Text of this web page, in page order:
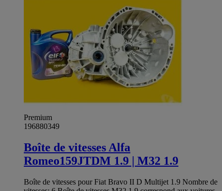
Premium
196880349
Boîte de vitesses Alfa
Romeo159JTDM 1.9 | M32 1.9
Boîte de vitesses pour Fiat Bravo II D Multijet 1.9 Nombre de